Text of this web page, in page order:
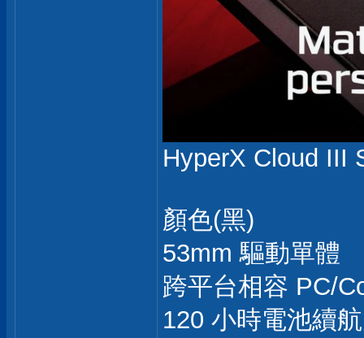
HyperX Cloud III
顏色(黑)
53mm 驅動單體
跨平台相容 PC/
120 小時電池續